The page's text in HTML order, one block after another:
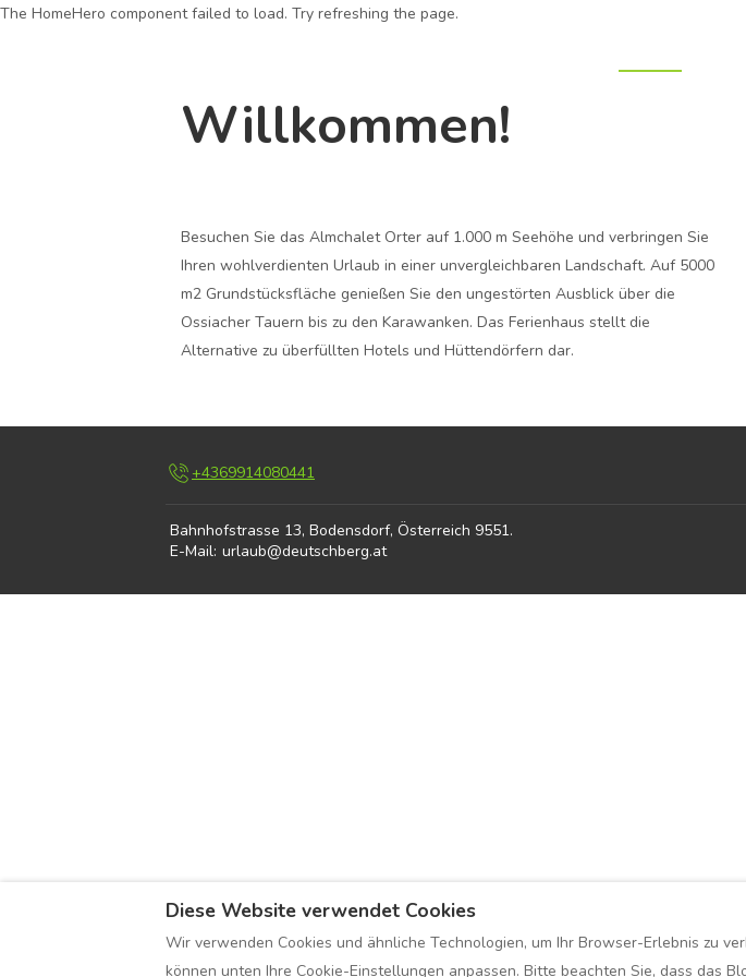
The HomeHero component failed to load. Try refreshing the page.
Willkommen!
Besuchen Sie das Almchalet Orter auf 1.000 m Seehöhe und verbringen Sie
Ihren wohlverdienten Urlaub in einer unvergleichbaren Landschaft. Auf 5000
m2 Grundstücksfläche genießen Sie den ungestörten Ausblick über die
Ossiacher Tauern bis zu den Karawanken. Das Ferienhaus stellt die
Alternative zu überfüllten Hotels und Hüttendörfern dar.
+4369914080441
Bahnhofstrasse 13, Bodensdorf, Österreich 9551.
E-Mail: urlaub@deutschberg.at
Diese Website verwendet Cookies
Wir verwenden Cookies und ähnliche Technologien, um Ihr Browser-Erlebnis zu
können unten Ihre Cookie-Einstellungen anpassen. Bitte beachten Sie, dass das